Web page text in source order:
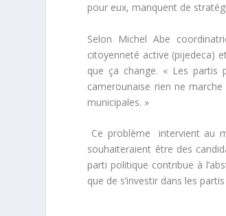
pour eux, manquent de
Selon Michel Abe
citoyenneté active (pijedeca)
que ça change. « Les partis
camerounaise rien ne
municipales. »
Ce problème intervient au
souhaiteraient être des
parti politique contribue à
que de s’investir dans les